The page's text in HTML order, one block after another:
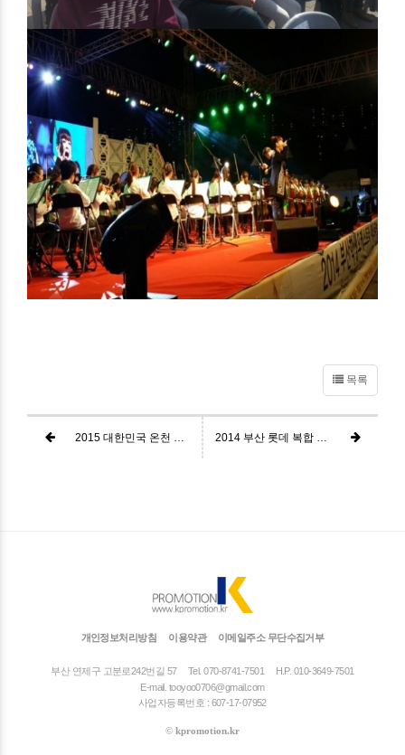
목록
개인정보처리방침 이용약관 이메일주소 무단수집거부
부산 연제구 고분로242번길 57 Tel. 070-8741-7501
H.P. 010-3649-7501
E-mail. tooyoo0706@gmail.com
사업자등록번호 : 607-17-07952
© kpromotion.kr